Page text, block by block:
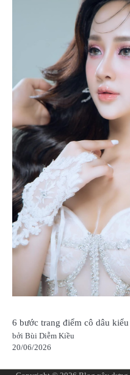
6 bước trang điểm cô dâu
bởi Bùi Diễm Kiều
20/06/2026